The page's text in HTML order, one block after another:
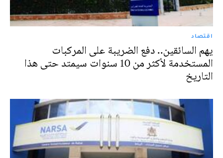
اقتصاد
يهم السائقين.. دفع الضريبة على المركبات
المستخدمة لأكثر من 10 سنوات سيمتد حتى هذا
التاريخ